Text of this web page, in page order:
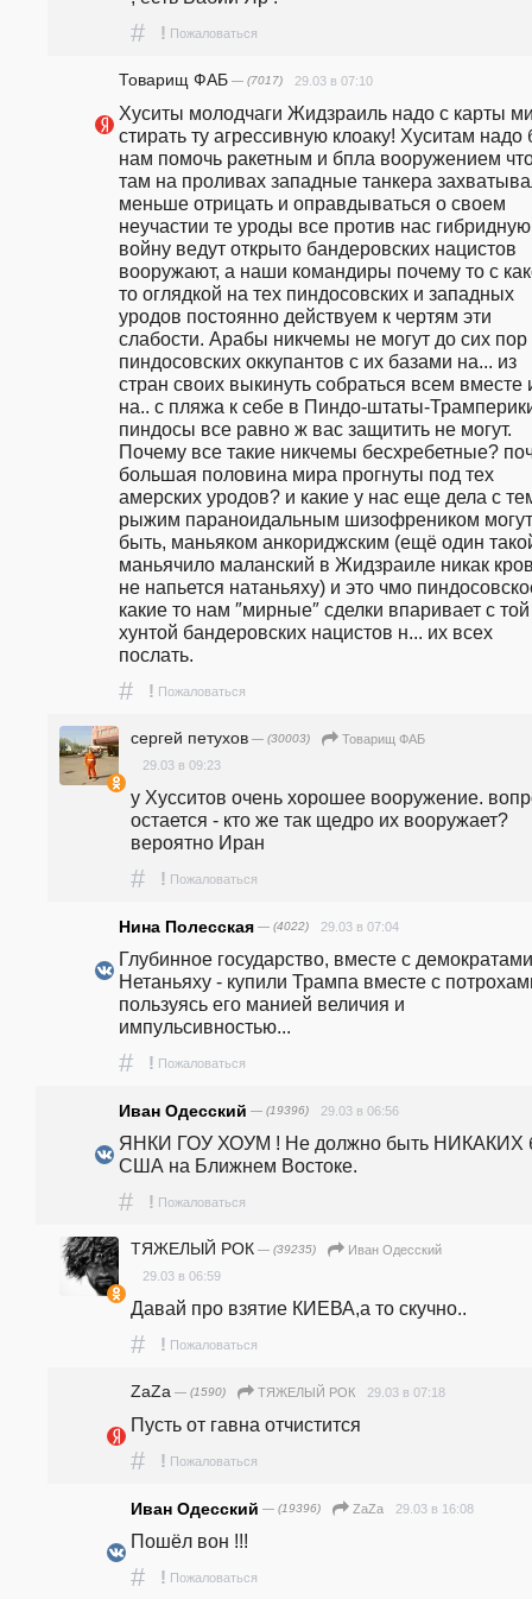
# ! Пожаловаться
Товарищ ФАБ — (7017) 29.03 в 07:10
Хуситы молодчаги Жидзраиль надо с карты
стирать ту агрессивную клоаку! Хуситам надо
нам помочь ракетным и бпла вооружением
там на проливах западные танкера
меньше отрицать и оправдываться о своем
неучастии те уроды все против нас гибридную
войну ведут открыто бандеровских нацистов
вооружают, а наши командиры почему то с
то оглядкой на тех пиндосовских и западных
уродов постоянно действуем к чертям эти
слабости. Арабы никчемы не могут до сих пор
пиндосовских оккупантов с их базами на... из
стран своих выкинуть собраться всем вместе
на.. с пляжа к себе в Пиндо-штаты-
пиндосы все равно ж вас защитить не могут.
Почему все такие никчемы бесхребетные?
большая половина мира прогнуты под тех
амерских уродов? и какие у нас еще дела с
рыжим параноидальным шизофреником могут
быть, маньяком анкориджским (ещё один
маньячило маланский в Жидзраиле никак
не напьется натаньяху) и это чмо
какие то нам ″мирные″ сделки впаривает с той
хунтой бандеровских нацистов н... их всех
послать.
# ! Пожаловаться
сергей петухов — (30003)
Товарищ ФАБ
29.03 в 09:23
у Хусситов очень хорошее вооружение.
остается - кто же так щедро их вооружает?
вероятно Иран
# ! Пожаловаться
Нина Полесская — (4022) 29.03 в 07:04
Глубинное государство, вместе с
Нетаньяху - купили Трампа вместе с
пользуясь его манией величия и
импульсивностью...
# ! Пожаловаться
Иван Одесский — (19396) 29.03 в 06:56
ЯНКИ ГОУ ХОУМ ! Не должно быть НИКАКИХ
США на Ближнем Востоке.
# ! Пожаловаться
ТЯЖЕЛЫЙ РОК — (39235)
Иван Одесский
29.03 в 06:59
Давай про взятие КИЕВА,а то скучно..
# ! Пожаловаться
ZaZa — (1590) ТЯЖЕЛЫЙ РОК 29.03 в 07:18
Пусть от гавна отчистится
# ! Пожаловаться
Иван Одесский — (19396) ZaZa 29.03 в 16:08
Пошёл вон !!!
# ! Пожаловаться